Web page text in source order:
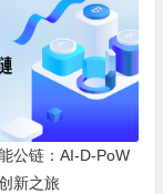
公链：AI-D-PoW
新之旅